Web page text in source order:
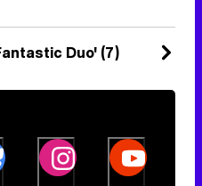
Duo' (7)